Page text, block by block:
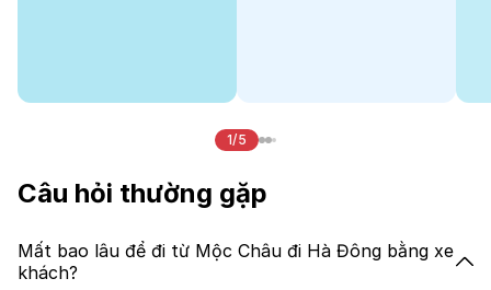
1/5
Câu hỏi thường gặp
Mất bao lâu để đi từ Mộc Châu đi Hà Đông bằng xe
khách?